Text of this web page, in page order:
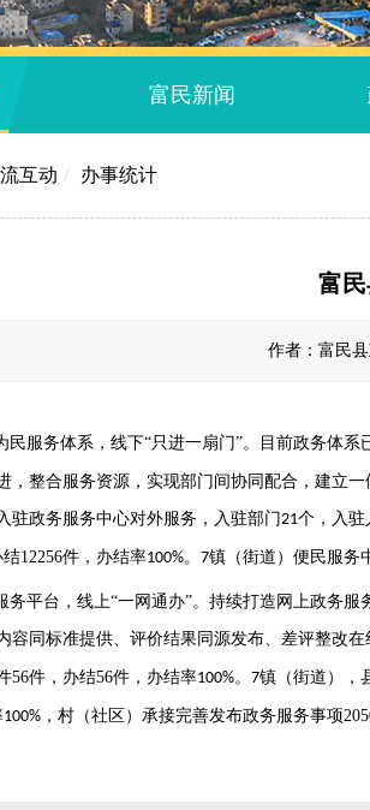
富民新闻
互动 / 办事统计
富
作者：富民
民服务体系，线下“只进一扇门”。目前政务体系
，整合服务资源，实现部门间协同配合，建立
驻政务服务中心对外服务，入驻部门21个，入驻
结12256件，办结率100%。 7镇（街道）便民服务
平台，线上“一网通办”。持续打造网上政务
容同标准提供、评价结果同源发布、差评整改
56件，办结56件，办结率100%。 7镇（街道），
100% ，村（社区）承接完善发布政务服务事项